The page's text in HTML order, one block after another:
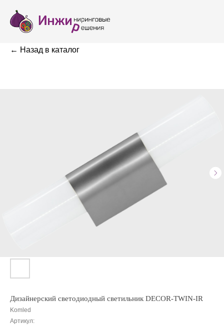
← Назад в каталог
Дизайнерский светодиодный светильник DECOR-TWIN-IR
Komled
Артикул: